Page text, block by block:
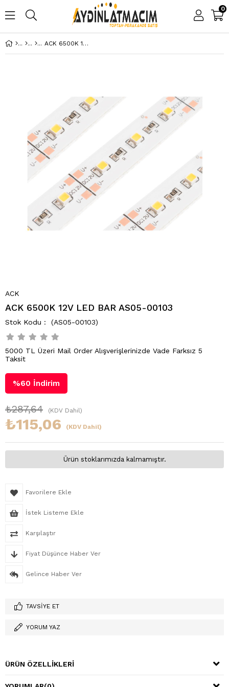
0
ACK 6500K 12V LED BAR AS05-00103
ACK
ACK 6500K 12V LED BAR AS05-00103
(AS05-00103)
5000 TL Üzeri Mail Order Alışverişlerinizde Vade Farksız 5
Taksit
%60 İndirim
₺287,64 (KDV Dahil)
₺115,06 (KDV Dahil)
Ürün stoklarımızda kalmamıştır.
Favorilere Ekle
İstek Listeme Ekle
Karşılaştır
Fiyat Düşünce Haber Ver
Gelince Haber Ver
TAVSIYE ET
YORUM YAZ
ÜRÜN ÖZELLIKLERI